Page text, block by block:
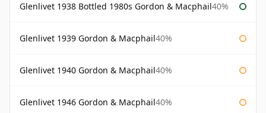
Glenlivet 1938 Bottled 1980s Gordon & Macphail40%
Glenlivet 1939 Gordon & Macphail40%
Glenlivet 1940 Gordon & Macphail40%
Glenlivet 1946 Gordon & Macphail40%